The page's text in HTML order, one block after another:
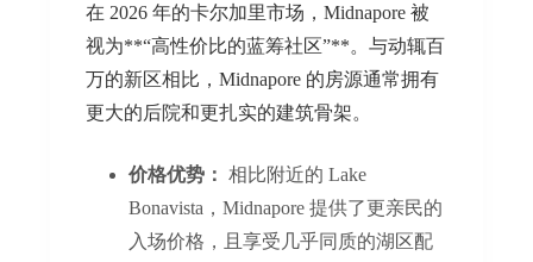
在 2026 年的卡尔加里市场，Midnapore 被
视为**“高性价比的蓝筹社区”**。与动辄百
万的新区相比，Midnapore 的房源通常拥有
更大的后院和更扎实的建筑骨架。
价格优势： 相比附近的 Lake
Bonavista，Midnapore 提供了更亲民的
入场价格，且享受几乎同质的湖区配